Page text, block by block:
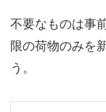
不要なものは事
限の荷物のみを
う。